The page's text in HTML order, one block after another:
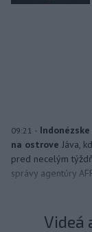
09:21 -
na ostrove Jáva,
pred necelým
správy agentúry
Videá